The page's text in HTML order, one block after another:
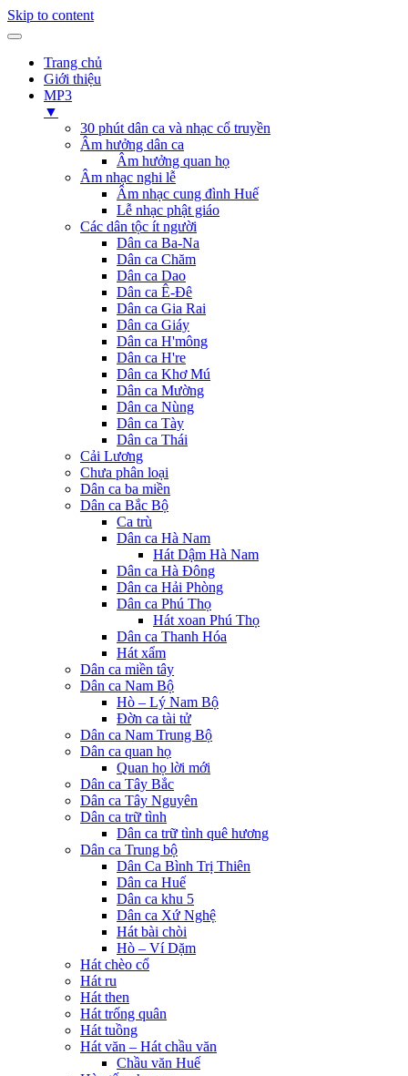
Skip to content
Trang chủ
Giới thiệu
MP3
▼
30 phút dân ca và nhạc cổ truyền
Âm hưởng dân ca
Âm hưởng quan họ
Âm nhạc nghi lễ
Âm nhạc cung đình Huế
Lễ nhạc phật giáo
Các dân tộc ít người
Dân ca Ba-Na
Dân ca Chăm
Dân ca Dao
Dân ca Ê-Đê
Dân ca Gia Rai
Dân ca Giáy
Dân ca H'mông
Dân ca H're
Dân ca Khơ Mú
Dân ca Mường
Dân ca Nùng
Dân ca Tày
Dân ca Thái
Cải Lương
Chưa phân loại
Dân ca ba miền
Dân ca Bắc Bộ
Ca trù
Dân ca Hà Nam
Hát Dậm Hà Nam
Dân ca Hà Đông
Dân ca Hải Phòng
Dân ca Phú Thọ
Hát xoan Phú Thọ
Dân ca Thanh Hóa
Hát xẩm
Dân ca miền tây
Dân ca Nam Bộ
Hò – Lý Nam Bộ
Đờn ca tài tử
Dân ca Nam Trung Bộ
Dân ca quan họ
Quan họ lời mới
Dân ca Tây Bắc
Dân ca Tây Nguyên
Dân ca trữ tình
Dân ca trữ tình quê hương
Dân ca Trung bộ
Dân Ca Bình Trị Thiên
Dân ca Huế
Dân ca khu 5
Dân ca Xứ Nghệ
Hát bài chòi
Hò – Ví Dặm
Hát chèo cổ
Hát ru
Hát then
Hát trống quân
Hát tuồng
Hát văn – Hát chầu văn
Chầu văn Huế